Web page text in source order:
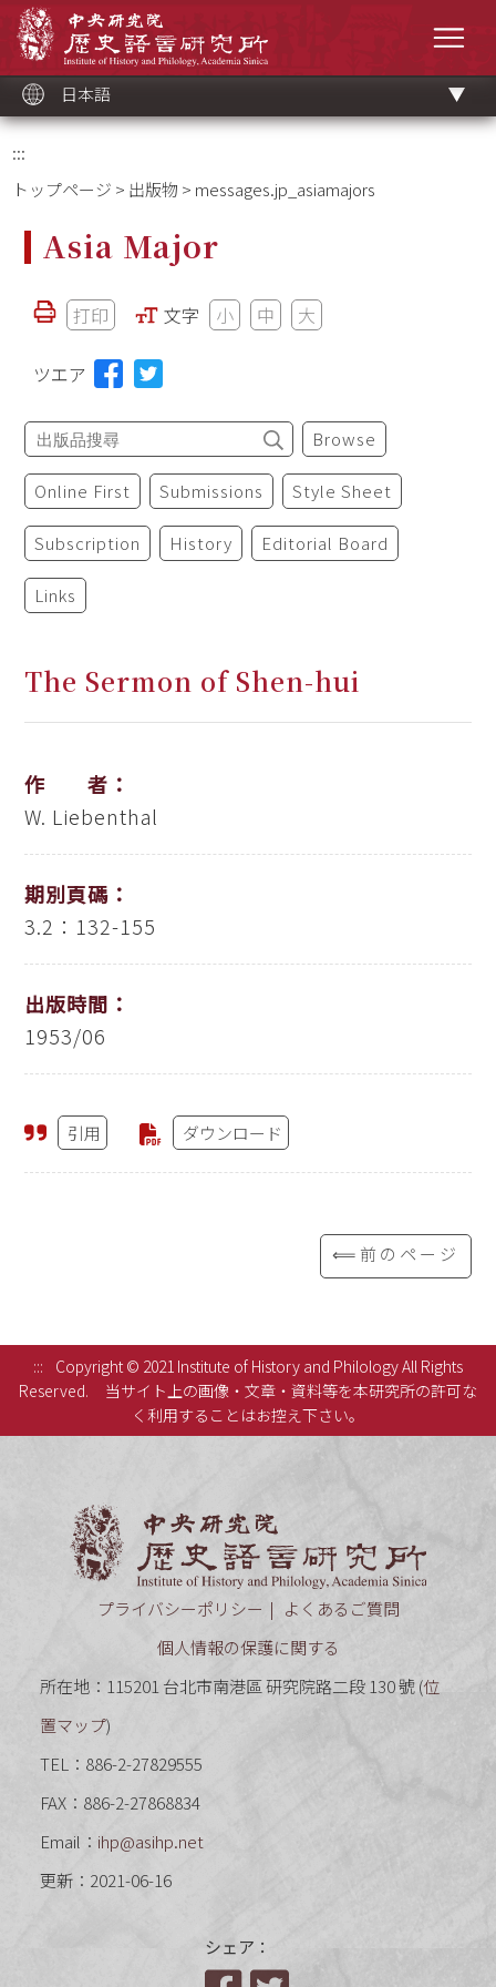
ッ
ク
日本語
:::
トップページ > 出版物 > messages.jp_asiamajors
Asia Major
打印 文字 小 中 大
ツエア
Browse
Online First Submissions Style Sheet
Subscription History Editorial Board
Links
The Sermon of Shen-hui
作 者：
W. Liebenthal
期別頁碼：
3.2：132-155
出版時間：
1953/06
引用 ダウンロード
⟸前のページ
:::
Copyright © 2021 Institute of History and Philology All Rights
Reserved.
当サイト上の画像・文章・資料等を本研究所の許可な
く利用することはお控え下さい。
プライバシーポリシー
よくあるご質問
個人情報の保護に関する
所在地：115201 台北市南港區 研究院路二段 130 號 (位
置マップ)
TEL：886-2-27829555
FAX：886-2-27868834
Email： ihp@asihp.net
更新：2021-06-16
シェア：